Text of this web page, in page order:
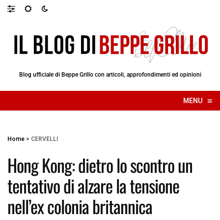
Blog ufficiale di Beppe Grillo con articoli, approfondimenti ed opinioni
MENU ≡
☰
Home > CERVELLI
Hong Kong: dietro lo scontro un
tentativo di alzare la tensione
nell’ex colonia britannica